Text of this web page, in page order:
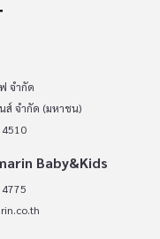
จำกัด
ส์ จำกัด (มหาชน)
Baby&Kids